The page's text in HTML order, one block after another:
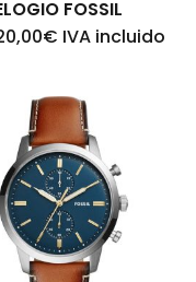
FOSSIL
€ IVA incluido